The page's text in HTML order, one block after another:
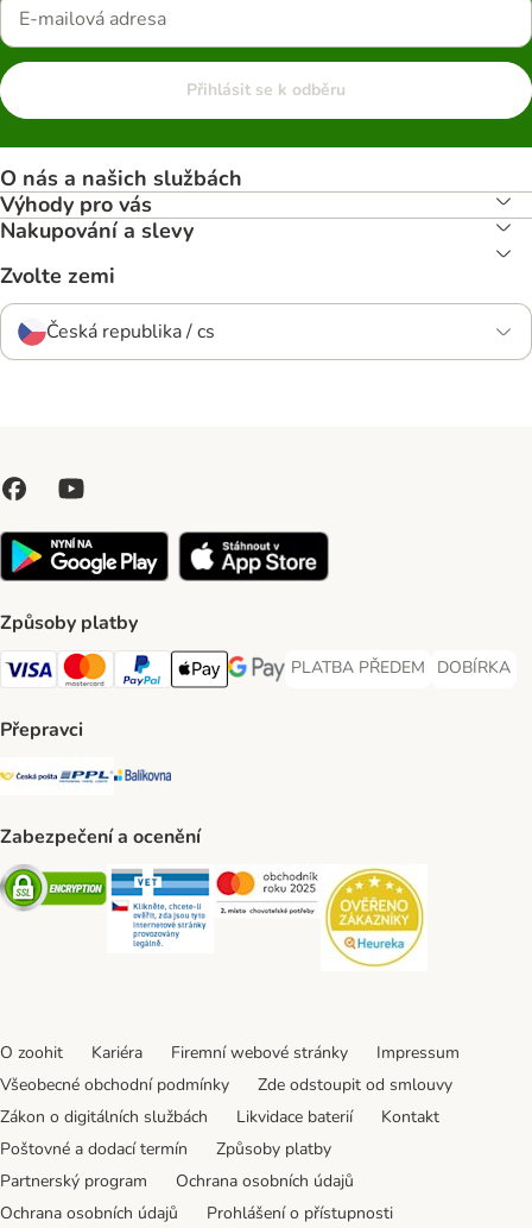
Přihlásit se k odběru
O nás a našich službách
Výhody pro vás
Nakupování a slevy
Zvolte zemi
Česká republika / cs
Způsoby platby
Visa Payment Method
Mastercard Payment Method
PayPal Payment Method
Apple pay Payment Method
GooglePay Payment Method
PLATBA PŘEDEM
PLATBA PŘEDEM Payment
DOBÍRKA
DOBÍRKA
Přepravci
Česká pošta Shipping Method
PPL Shipping Method
Balíkovna Shipping Method
Zabezpečení a ocenění
Security Security Security
O zoohit Kariéra Firemní webové stránky
Impressum
Všeobecné obchodní podmínky
Zde odstoupit od smlouvy
Zákon o digitálních službách
Likvidace baterií
Kontakt
Poštovné a dodací termín
Způsoby platby
Partnerský program
Ochrana osobních údajů
Ochrana osobních údajů
Prohlášení o přístupnosti